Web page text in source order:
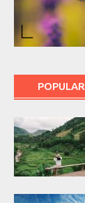
POPULAR